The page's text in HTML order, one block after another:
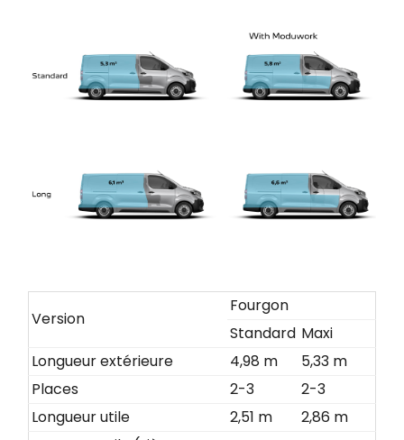
Version
Fourgon
Standard Maxi
Longueur extérieure
4,98 m
5,33 m
Places
2-3
2-3
Longueur utile
2,51 m
2,86 m